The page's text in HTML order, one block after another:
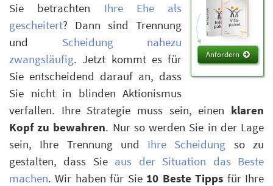
Anfordern
Sie betrachten Ihre Ehe als
gescheitert? Dann sind Trennung
und Scheidung nahezu
zwangsläufig. Jetzt kommt es für
Sie entscheidend darauf an, dass
Sie nicht in blinden Aktionismus
verfallen. Ihre Strategie muss sein, einen klaren
Kopf zu bewahren. Nur so werden Sie in der Lage
sein, Ihre Trennung und Ihre Scheidung so zu
gestalten, dass Sie aus der Situation das Beste
machen. Wir haben für Sie 10 Beste Tipps für Ihre